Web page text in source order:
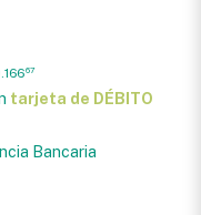
67
tarjeta de DÉBITO
Bancaria